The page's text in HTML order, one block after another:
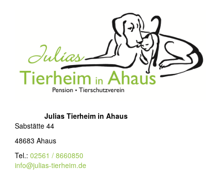
Julias Tierheim in Ahaus
Sabstätte 44
48683 Ahaus
Tel.: 02561 / 8660850
info@julias-tierheim.de